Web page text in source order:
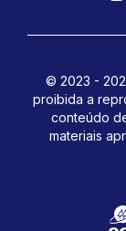
© 2023 -
proibida a
conteúdo
materiais